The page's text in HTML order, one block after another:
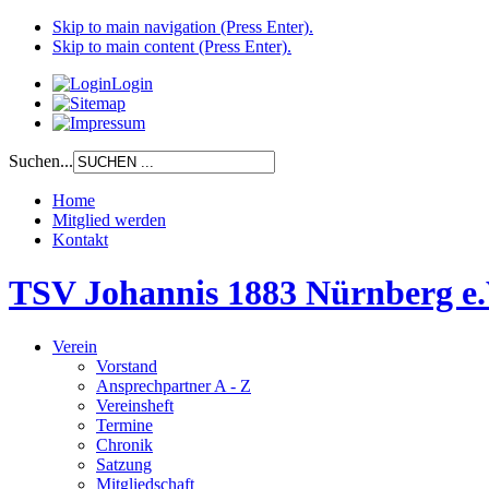
Skip to main navigation (Press Enter).
Skip to main content (Press Enter).
Login
Suchen...
Home
Mitglied werden
Kontakt
TSV Johannis 1883 Nürnberg
Verein
Vorstand
Ansprechpartner A - Z
Vereinsheft
Termine
Chronik
Satzung
Mitgliedschaft